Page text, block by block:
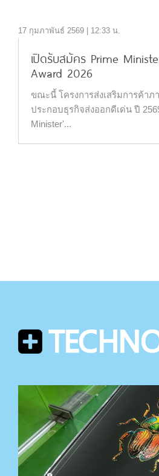
17 กุมภาพันธ์ 2569 | 12:33 น.
เปิดรับสมัคร Prime
Award 2026
ขณะนี้ โครงการส่งเสริมการค้าภ
ประกอบธุรกิจส่งออกดีเด่น ปี
Minister'...